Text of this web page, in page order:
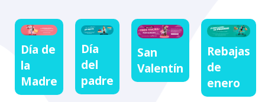
Día de
la
Madre
Día
del
padre
San
Valentín
Rebajas
de
enero